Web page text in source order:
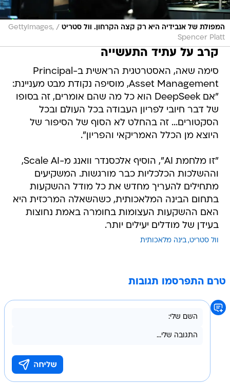
המפולת של אנבידיה היא רק קצה הקרחון. וול סטריט /
GettyImages,
Spencer Platt
קרב על עתיד התעשייה
סימה שאה, האסטרטגית הראשית ב-Principal
Asset Management, מוסיפה נקודת מבט מעניינת:
"אם DeepSeek הוא כל מה שהם אומרים, זה בסופו
של דבר חיובי לפריון העבודה בכל העולם ובכל
הסקטורים... זה בהחלט לא הסוף של הסיפור של
היוצא מן הכלל האמריקאי והפריון".
"זו מלחמת AI", הוסיף אלכסנדר וואנג מ-Scale AI,
וההשלכות הכלכליות כבר מורגשות. המשקיעים
מתחילים להעריך מחדש את כל מודל ההשקעות
בתחום הבינה המלאכותית, כשהשאלה המרכזית היא
האם ההשקעות העצומות בחומרה באמת נחוצות
בעידן של מודלים יעילים יותר.
וול סטריט בינה מלאכותית
טרם התפרסמו תגובות